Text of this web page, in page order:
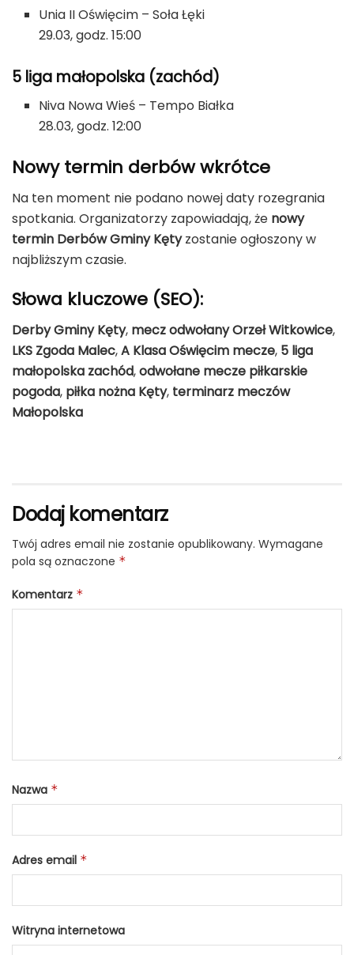
Unia II Oświęcim – Soła Łęki
29.03, godz. 15:00
5 liga małopolska (zachód)
Niva Nowa Wieś – Tempo Białka
28.03, godz. 12:00
Nowy termin derbów wkrótce
Na ten moment nie podano nowej daty rozegrania
spotkania. Organizatorzy zapowiadają, że nowy
termin Derbów Gminy Kętyzostanie ogłoszony w
najbliższym czasie.
Słowa kluczowe (SEO):
Derby Gminy Kęty, mecz odwołany Orzeł Witkowice,
LKS Zgoda Malec,A Klasa Oświęcim mecze, 5 liga
małopolska zachód,odwołane mecze piłkarskie
pogoda, piłka nożna Kęty, terminarz meczów
Małopolska
Dodaj komentarz
Twój adres email nie zostanie opublikowany. Wymagane
pola są oznaczone *
Komentarz *
Nazwa *
Adres email *
Witryna internetowa